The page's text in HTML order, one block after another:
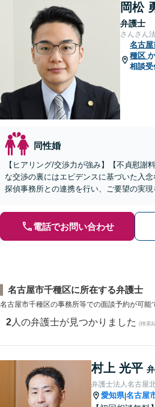
岡松
弁護士
さんさん
名古屋
種区
相談受
同性婚
【ヒアリング/交渉力が強み】【不貞慰謝
な交渉の裏にはエビデンスに基づいた入
探偵事務所との連携を行い、ご要望の実
電話でお問い合わせ
名古屋市千種区に所在する弁護士
名古屋市千種区の事務所等での面談予約が可能
2 人の弁護士が見つかりました (検索
村上 光平
弁護士法人名古屋
愛知県|名古屋